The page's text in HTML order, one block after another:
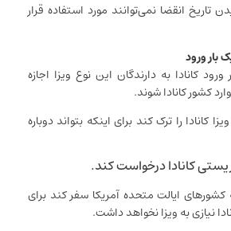
تاریخ انقضا نمی‌توانند مورد استفاده قرار
بار ورود
کانادا به دارندگان این نوع ویزا اجازه
کشور کانادا شوند.
را ترک کند برای اینکه بتواند دوباره
کانادا درخواست کند.
کشورهای ایالت متحده آمریکا سفر کند برای
نیازی به ویزا نخواهد داشت.